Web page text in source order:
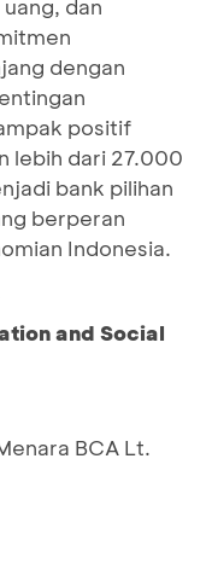
dan
dengan
positif
lebih dari 27.000
bank pilihan
berperan
Indonesia.
and Social
BCA Lt.